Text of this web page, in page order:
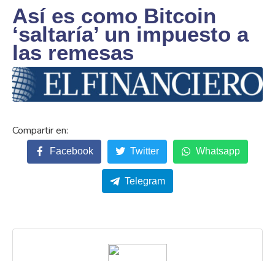
Así es como Bitcoin
‘saltaría’ un impuesto a
las remesas
Facebook Twitter Whatsapp
Telegram